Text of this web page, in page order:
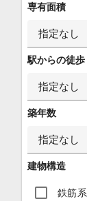
専有面積
指定なし
駅からの徒歩
指定なし
築年数
指定なし
建物構造
鉄筋系